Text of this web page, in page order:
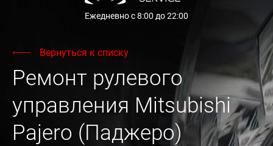
Ежедневно с 8:00 до 22:00
Вернуться к списку
Ремонт рулевого
управления Mitsubishi
Pajero (Паджеро)